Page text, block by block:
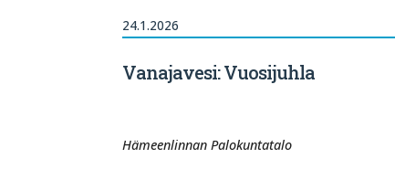
24.1.2026
Vanajavesi: Vuosijuhla
Hämeenlinnan Palokuntatalo